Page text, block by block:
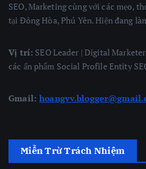
SEO, Marketing cùng với các mẹo,
tại Đông Hòa, Phú Yên. Hiện đang
Vị trí: SEO Leader | Digital
các ấn phẩm Social Profile Entity
Gmail:
Miễn Trừ Trách Nhiệm